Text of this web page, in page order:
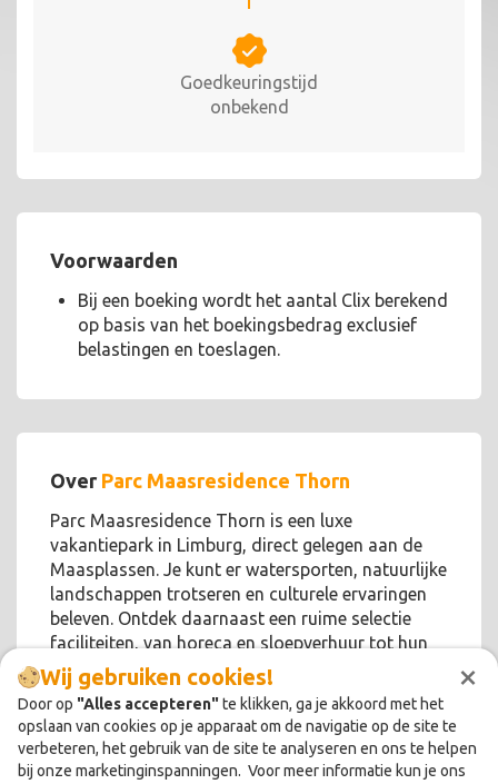
×
Wij gebruiken cookies!
Door op "Alles accepteren"te klikken, ga je akkoord met het
opslaan van cookies op je apparaat om de navigatie op de site te
verbeteren, het gebruik van de site te analyseren en ons te helpen
bij onze marketinginspanningen. Voor meer informatie kun je ons
Goedkeuringstijd
onbekend
Voorwaarden
Bij een boeking wordt het aantal Clix berekend
op basis van het boekingsbedrag exclusief
belastingen en toeslagen.
Over Parc Maasresidence Thorn
Parc Maasresidence Thorn is een luxe
vakantiepark in Limburg, direct gelegen aan de
Maasplassen. Je kunt er watersporten, natuurlijke
landschappen trotseren en culturele ervaringen
beleven. Ontdek daarnaast een ruime selectie
faciliteiten, van horeca en sloepverhuur tot hun
eigen Kids Club!